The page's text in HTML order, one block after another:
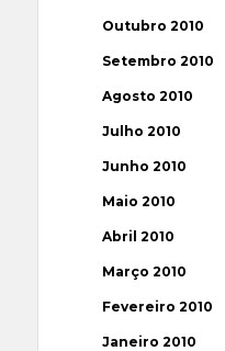
Outubro 2010
Setembro 2010
Agosto 2010
Julho 2010
Junho 2010
Maio 2010
Abril 2010
Março 2010
Fevereiro 2010
Janeiro 2010